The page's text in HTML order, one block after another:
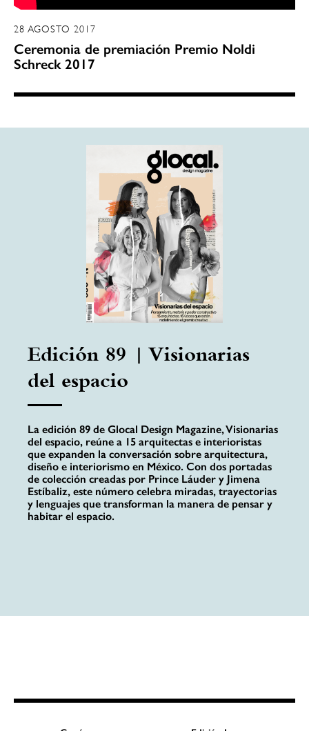
28 AGOSTO 2017
Ceremonia de premiación Premio Noldi
Schreck 2017
Edición 89 | Visionarias
del espacio
La edición 89 de Glocal Design Magazine, Visionarias
del espacio, reúne a 15 arquitectas e interioristas
que expanden la conversación sobre arquitectura,
diseño e interiorismo en México. Con dos portadas
de colección creadas por Prince Láuder y Jimena
Estíbaliz, este número celebra miradas, trayectorias
y lenguajes que transforman la manera de pensar y
habitar el espacio.